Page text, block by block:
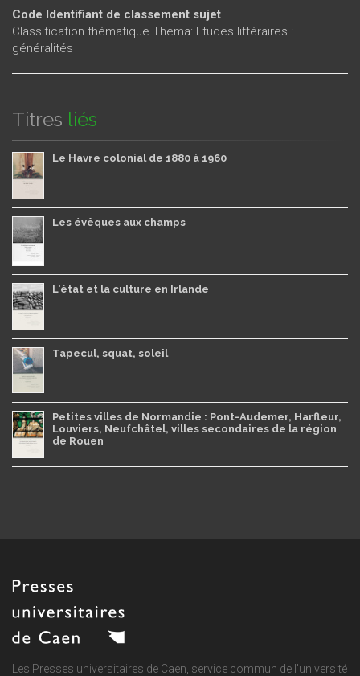
Code Identifiant de classement sujet
Classification thématique Thema: Etudes littéraires :
généralités
Titres liés
Le Havre colonial de 1880 à 1960
Les évêques aux champs
L'état et la culture en Irlande
Tapecul, squat, soleil
Petites villes de Normandie : Pont-Audemer, Harfleur,
Louviers, Neufchâtel, villes secondaires de la région
de Rouen
Les Presses universitaires de Caen, service commun de l'université